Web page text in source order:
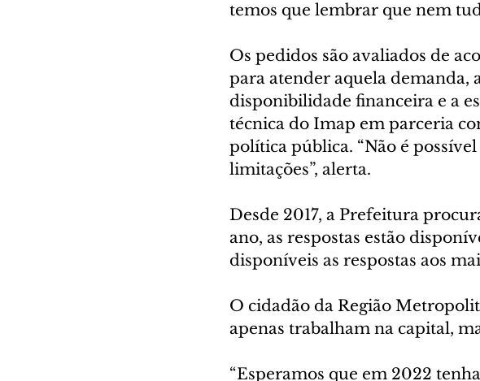
temos que lembrar que nem
Os pedidos são avaliados de
para atender aquela demanda,
disponibilidade financeira e a
técnica do Imap em parceria
política pública. “Não é
limitações”, alerta.
Desde 2017, a Prefeitura
ano, as respostas estão
disponíveis as respostas aos
O cidadão da Região
apenas trabalham na capital,
“Esperamos que em 2022